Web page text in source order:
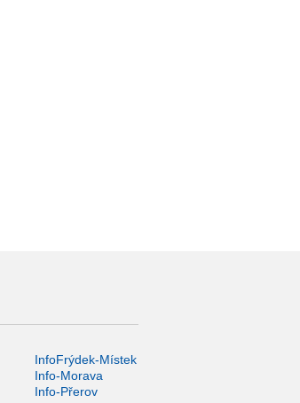
InfoFrýdek-Místek
Info-Morava
Info-Přerov